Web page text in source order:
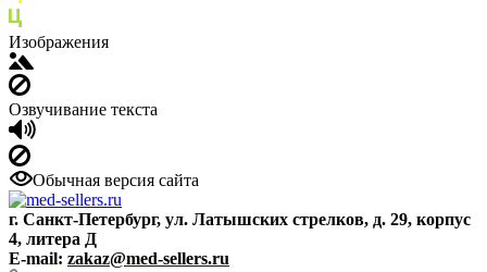
Изображения
Озвучивание текста
Обычная версия сайта
г. Санкт-Петербург, ул. Латышских стрелков, д. 29, корпус
4, литера Д
E-mail: zakaz@med-sellers.ru